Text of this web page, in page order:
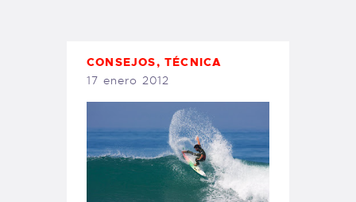
PEDIDOS
CONSEJOS,TÉCNICA
17 enero 2012